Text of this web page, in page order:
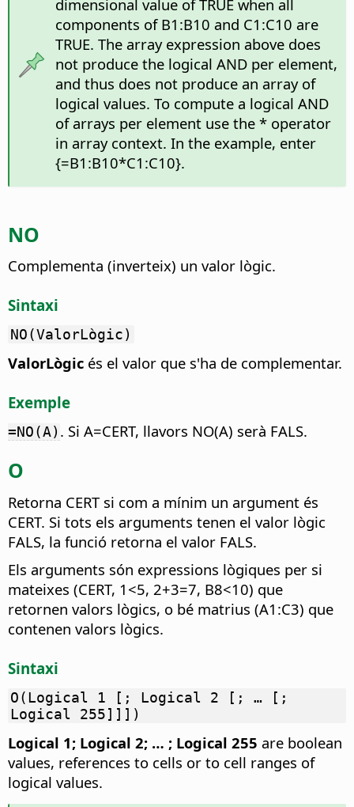
dimensional value of TRUE when all
components of B1:B10 and C1:C10 are
TRUE. The array expression above does
not produce the logical AND per element,
and thus does not produce an array of
logical values. To compute a logical AND
of arrays per element use the * operator
in array context. In the example, enter
{=B1:B10*C1:C10}.
NO
Complementa (inverteix) un valor lògic.
Sintaxi
NO(ValorLògic)
ValorLògic és el valor que s'ha de complementar.
Exemple
=NO(A) . Si A=CERT, llavors NO(A) serà FALS.
O
Retorna CERT si com a mínim un argument és
CERT. Si tots els arguments tenen el valor lògic
FALS, la funció retorna el valor FALS.
Els arguments són expressions lògiques per si
mateixes (CERT, 1<5, 2+3=7, B8<10) que
retornen valors lògics, o bé matrius (A1:C3) que
contenen valors lògics.
Sintaxi
O(Logical 1 [; Logical 2 [; … [;
Logical 255]]])
Logical 1; Logical 2; … ; Logical 255 are boolean
values, references to cells or to cell ranges of
logical values.